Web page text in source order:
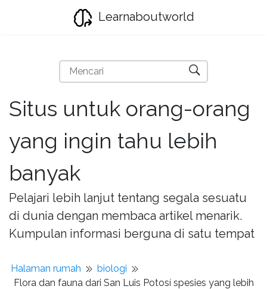
Learnaboutworld
Situs untuk orang-orang
yang ingin tahu lebih
banyak
Pelajari lebih lanjut tentang segala sesuatu
di dunia dengan membaca artikel menarik.
Kumpulan informasi berguna di satu tempat
Halaman rumah
biologi
Flora dan fauna dari San Luis Potosí spesies yang lebih